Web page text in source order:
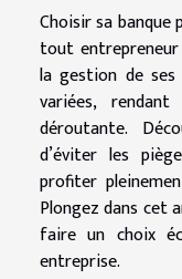
Choisir sa
tout
la gestion de ses
variées,
déroutante.
d’éviter les
profiter
Plongez dans cet
faire un choix
entreprise.